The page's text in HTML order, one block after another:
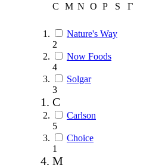
C
M N O P S Г
Nature's Way
2
Now Foods
4
Solgar
3
C
Carlson
5
Choice
1
M